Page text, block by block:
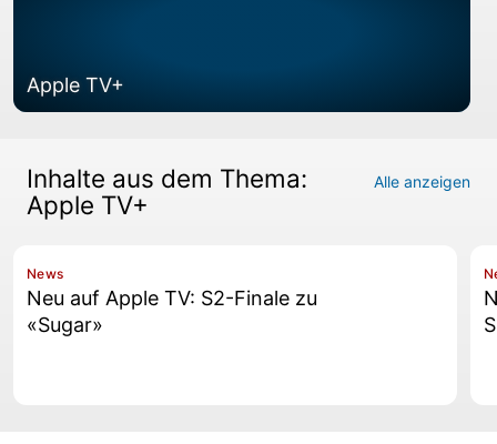
Apple TV+
Inhalte aus dem Thema:
Apple TV+
Alle anzeigen
News
Neu auf Apple TV: S2-Finale zu
«Sugar»